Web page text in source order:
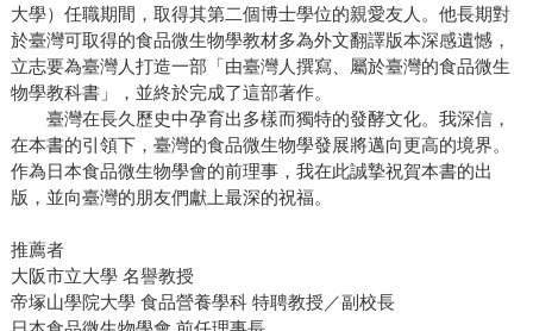
大學）任職期間，取得其第二個博士學位的親愛友人。他長期對
於臺灣可取得的食品微生物學教材多為外文翻譯版本深感遺憾，
立志要為臺灣人打造一部「由臺灣人撰寫、屬於臺灣的食品微生
物學教科書」，並終於完成了這部著作。
臺灣在長久歷史中孕育出多樣而獨特的發酵文化。我深信，
在本書的引領下，臺灣的食品微生物學發展將邁向更高的境界。
作為日本食品微生物學會的前理事，我在此誠摯祝賀本書的出
版，並向臺灣的朋友們獻上最深的祝福。
推薦者
大阪市立大學 名譽教授
帝塚山學院大學 食品營養學科 特聘教授／副校長